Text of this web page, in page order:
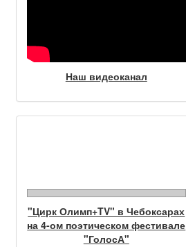
Наш видеоканал
"Цирк Олимп+TV" в Чебоксарах
на 4-ом поэтическом фестивале
"ГолосА"